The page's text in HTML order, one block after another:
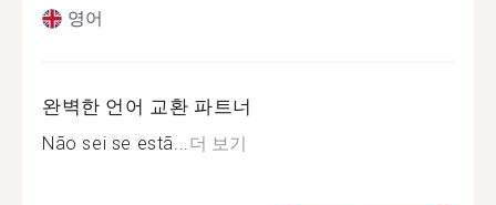
영어
완벽한 언어 교환 파트너
Não sei se estã...더 보기